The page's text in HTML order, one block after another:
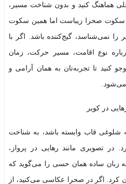
هماهنگ کنید و بدون شناخت مسیر،
سکوت صحرا زیباست اما همین سکوت
نمی‌شناسد، گیج‌کننده باشد. اگر با
نوع اقامت، مسیر حرکت، زمان
کنید تا تجربه‌تان به همان آرامی و
در کویر
شلوغی قاب وابسته باشد، به شناخت
در تصویری مانند رهایی در پرواز،
زبان ساده همان حسی را می‌گوید که
کرد. اگر در صحرا عکاسی می‌کنید، از